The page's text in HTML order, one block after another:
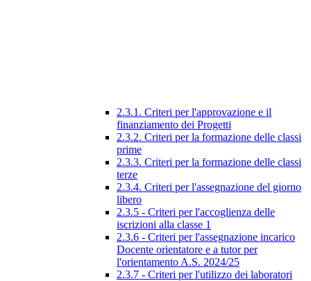
2.3.1. Criteri per l'approvazione e il
finanziamento dei Progetti
2.3.2. Criteri per la formazione delle classi
prime
2.3.3. Criteri per la formazione delle classi
terze
2.3.4. Criteri per l'assegnazione del giorno
libero
2.3.5 - Criteri per l'accoglienza delle
iscrizioni alla classe 1
2.3.6 - Criteri per l'assegnazione incarico
Docente orientatore e a tutor per
l'orientamento A.S. 2024/25
2.3.7 - Criteri per l'utilizzo dei laboratori